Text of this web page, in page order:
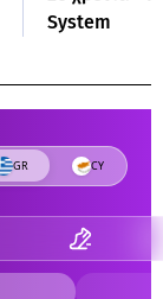
System